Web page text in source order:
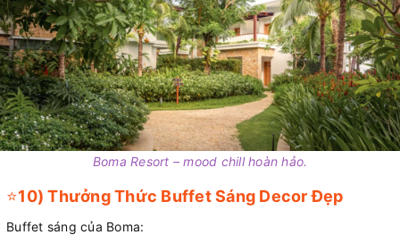
Boma Resort – mood chill hoàn hảo.
⭐10) Thưởng Thức Buffet Sáng Decor Đẹp
Buffet sáng của Boma: